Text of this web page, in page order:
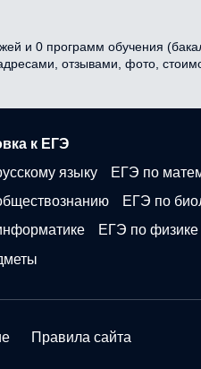
и 0 программ обучения
отзывами, фото,
к ЕГЭ
языку
ЕГЭ по
ЕГЭ по
ЕГЭ по физике
Правила сайта